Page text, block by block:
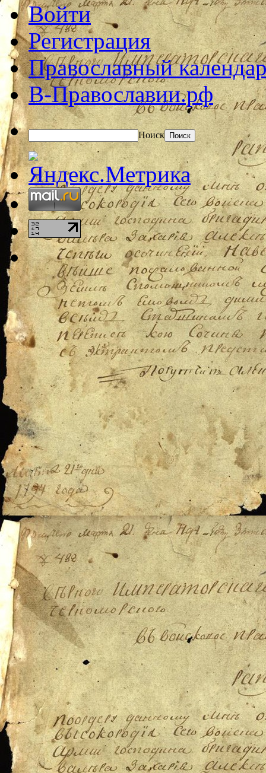
Войти
Регистрация
Православный
В-Православии.рф
Поиск